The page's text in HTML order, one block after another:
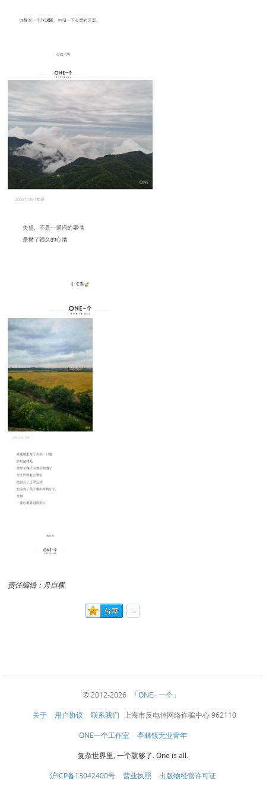
责任编辑：舟自横
© 2012-2026 「ONE · 一个」
关于 用户协议 联系我们 上海市反电信网络诈骗中心 962110
ONE一个工作室 亭林镇无业青年
复杂世界里, 一个就够了. One is all.
沪ICP备13042400号 营业执照 出版物经营许可证